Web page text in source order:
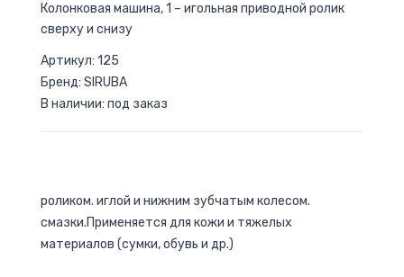
Колонковая машина, 1 – игольная приводной ролик
сверху и снизу
Артикул: 125
Бренд: SIRUBA
В наличии: под заказ
роликом. иглой и нижним зубчатым колесом.
смазки.Применяется для кожи и тяжелых
материалов (сумки, обувь и др.)